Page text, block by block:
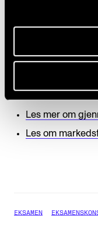
promotering
Det er viktig å
samlebånd,»
avvikende
Les mer om
Les om
EKSAMEN